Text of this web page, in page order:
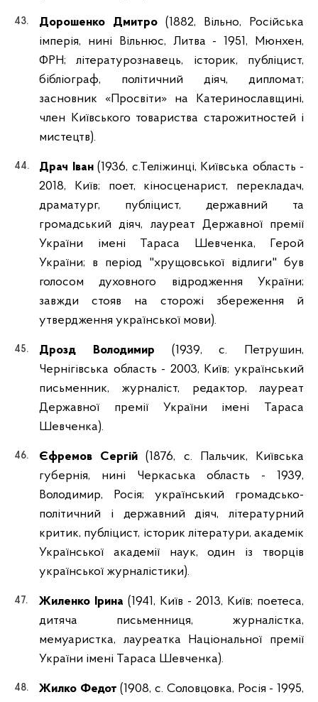
Дорошенко Дмитро (1882, Вільно, Російська
імперія, нині Вільнюс, Литва - 1951, Мюнхен,
ФРН; літературознавець, історик, публіцист,
бібліограф, політичний діяч, дипломат;
засновник «Просвіти» на Катеринославщині,
член Київського товариства старожитностей і
мистецтв).
Драч Іван(1936, с.Теліжинці, Київська область -
2018, Київ; поет, кіносценарист, перекладач,
драматург, публіцист, державний та
громадський діяч, лауреат Державної премії
України імені Тараса Шевченка, Герой
України; в період "хрущовської відлиги" був
голосом духовного відродження України;
завжди стояв на сторожі збереження й
утвердження української мови).
Дрозд Володимир (1939, с. Петрушин,
Чернігівська область - 2003, Київ; український
письменник, журналіст, редактор, лауреат
Державної премії України імені Тараса
Шевченка).
Єфремов Сергій(1876, с. Пальчик, Київська
губернія, нині Черкаська область - 1939,
Володимир, Росія; український громадсько-
політичний і державний діяч, літературний
критик, публіцист, історик літератури, академік
Української академії наук, один із творців
української журналістики).
Жиленко Ірина (1941, Київ - 2013, Київ; поетеса,
дитяча письменниця, журналістка,
мемуаристка, лауреатка Національної премії
України імені Тараса Шевченка).
Жилко Федот(1908, с. Соловцовка, Росія - 1995,